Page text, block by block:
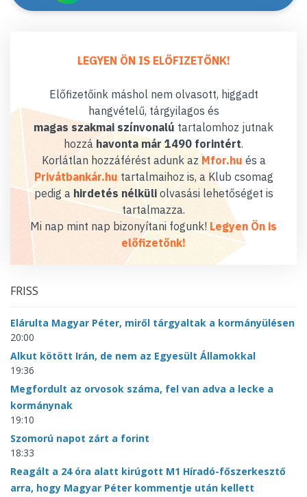
LEGYEN ÖN IS ELŐFIZETŐNK!
Előfizetőink máshol nem olvasott, higgadt
hangvételű, tárgyilagos és
magas szakmai színvonalú tartalomhoz jutnak
hozzáhavonta már 1490 forintért.
Korlátlan hozzáférést adunk az Mfor.hu és a
Privátbankár.hu tartalmaihoz is, a Klub csomag
pedig a hirdetés nélküliolvasási lehetőséget is
tartalmazza.
Mi nap mint nap bizonyítani fogunk! Legyen Ön is
előfizetőnk!
FRISS
Elárulta Magyar Péter, miről tárgyaltak a kormányülésen
20:00
Alkut kötött Irán, de nem az Egyesült Államokkal
19:36
Megfordult az orvosok száma, fel van adva a lecke a
kormánynak
19:10
Szomorú napot zárt a forint
18:33
Reagált a 24 óra alatt kirúgott M1 Híradó-főszerkesztő
arra, hogy Magyar Péter kommentje után kellett